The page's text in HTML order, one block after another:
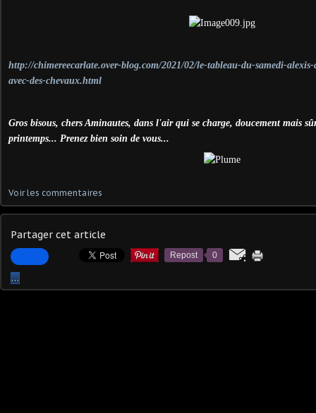
http://chimereecarlate.over-blog.com/2021/02/le-tableau-du-samedi-
avec-des-chevaux.html
Gros bisous, chers Aminautes, dans l'air qui se charge, doucement mais
printemps... Prenez bien soin de vous...
Voir les commentaires
Partager cet article
Repost 0
…